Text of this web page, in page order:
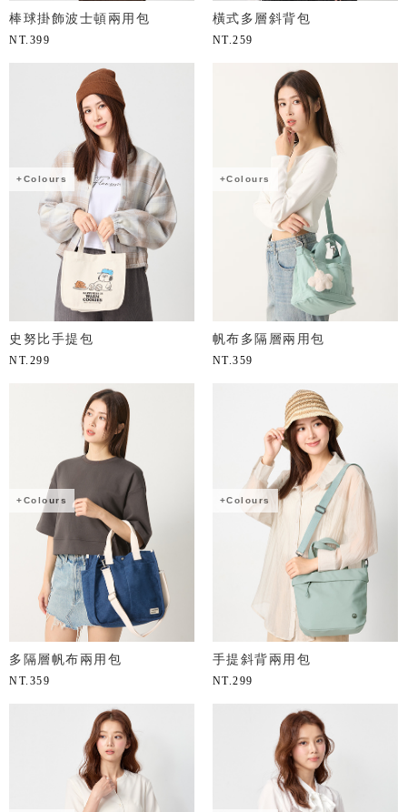
棒球掛飾波士頓兩用包
NT. 399
橫式多層斜背包
NT. 259
+Colours
史努比手提包
NT. 299
+Colours
帆布多隔層兩用包
NT.359
+Colours
多隔層帆布兩用包
NT. 359
+Colours
手提斜背兩用包
NT.299